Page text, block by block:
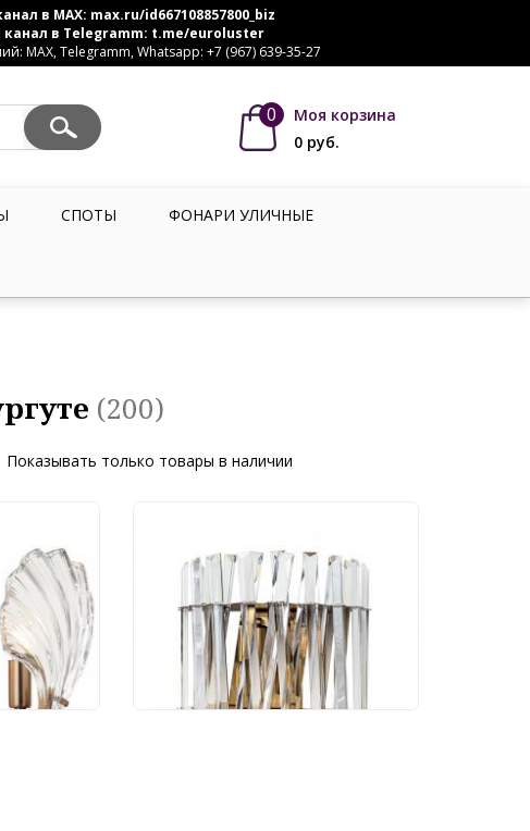
в MAX: max.ru/id667108857800_biz
в Telegramm: t.me/euroluster
MAX, Telegramm, Whatsapp: +7 (967) 639-35-27
0
Моя корзина
0 руб.
СПОТЫ ФОНАРИ УЛИЧНЫЕ
(200)
Показывать только товары в наличии
7567/18 AP-2
14 390 руб.